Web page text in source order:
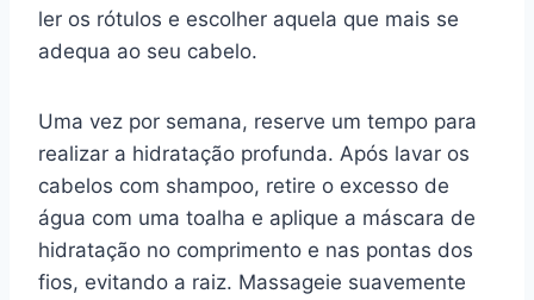
ler os rótulos e escolher aquela que mais se
adequa ao seu cabelo.
Uma vez por semana, reserve um tempo para
realizar a hidratação profunda. Após lavar os
cabelos com shampoo, retire o excesso de
água com uma toalha e aplique a máscara de
hidratação no comprimento e nas pontas dos
fios, evitando a raiz. Massageie suavemente